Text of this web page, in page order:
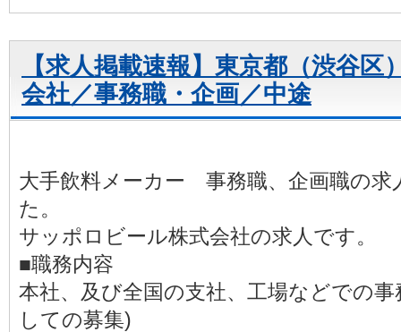
【求人掲載速報】東京都（渋谷
会社／事務職・企画／中途
大手飲料メーカー 事務職、企画職の求
た。
サッポロビール株式会社の求人です。
■職務内容
本社、及び全国の支社、工場などでの
しての募集)